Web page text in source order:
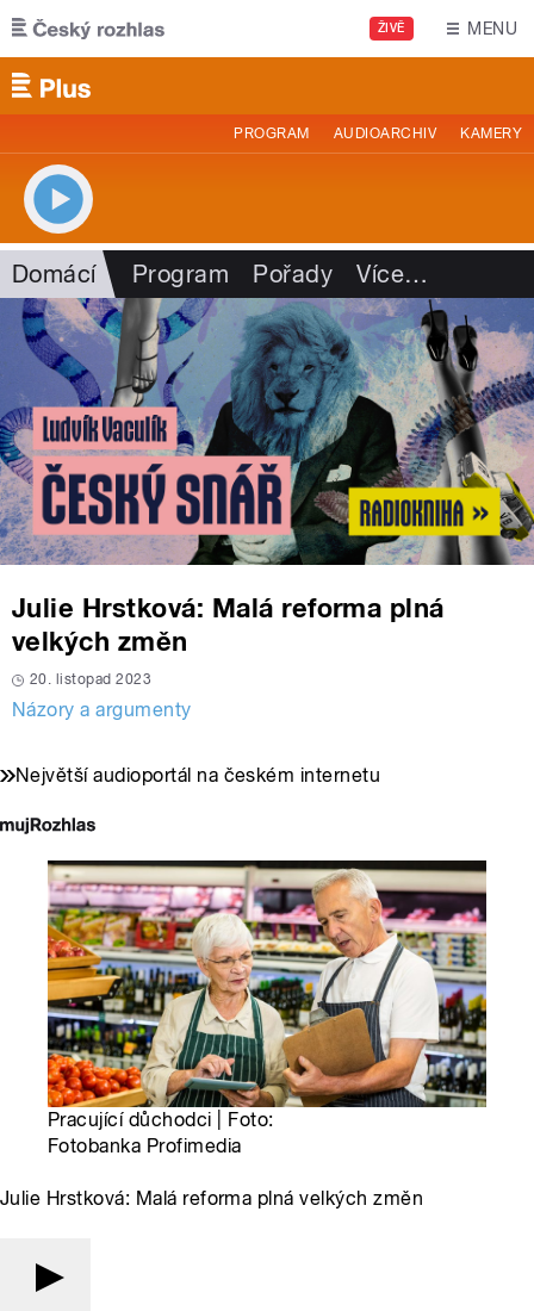
Přejít k hlavnímu obsahu
ŽIVĚ MENU
PROGRAM AUDIOARCHIV KAMERY
Domácí Program Pořady Více…
Julie Hrstková: Malá reforma plná
velkých změn
20. listopad 2023
Názory a argumenty
Největší audioportál na českém internetu
Pracující důchodci | Foto:
Fotobanka Profimedia
Julie Hrstková: Malá reforma plná velkých změn